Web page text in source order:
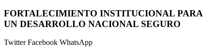
FORTALECIMIENTO INSTITUCIONAL PARA
UN DESARROLLO NACIONAL SEGURO
TwitterFacebook WhatsApp